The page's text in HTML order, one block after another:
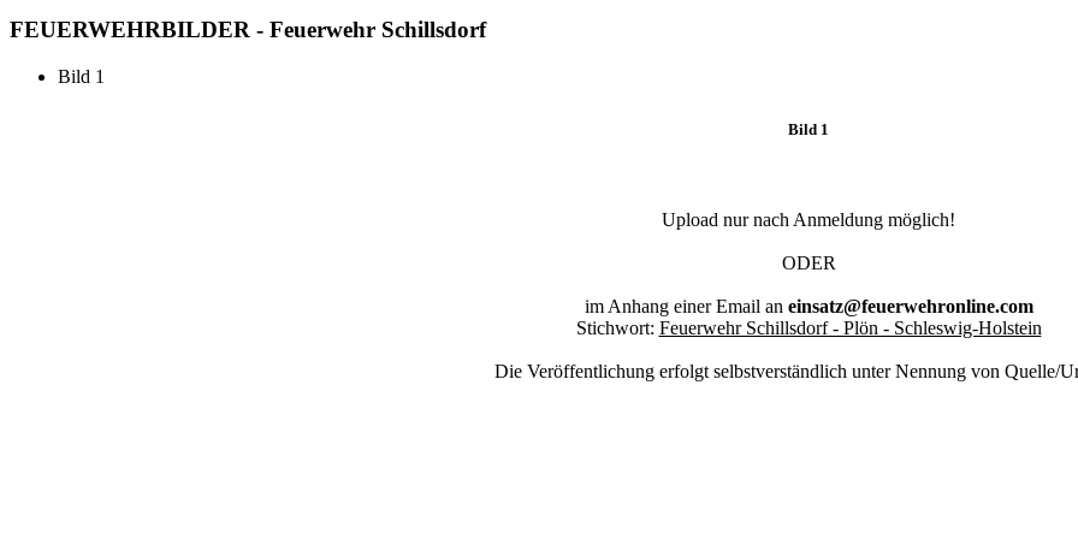
FEUERWEHRBILDER - Feuerwehr Schillsdorf
Bild 1
Bild 1
Upload nur nach Anmeldung möglich!
ODER
im Anhang einer Email an einsatz@feuerwehronline.com
Stichwort: Feuerwehr Schillsdorf - Plön - Schleswig-Holstein
Die Veröffentlichung erfolgt selbstverständlich unter Nennung von Quelle/